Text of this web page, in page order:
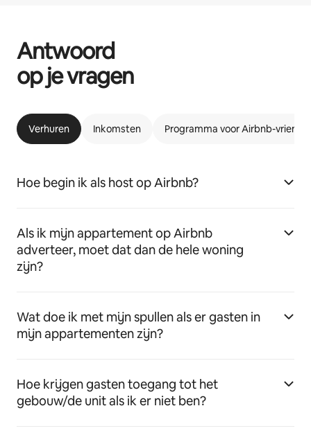
Antwoord
op je vragen
Verhuren Inkomsten Programma voor Airbnb-
Hoe begin ik als host op Airbnb?
Als ik mijn appartement op Airbnb
adverteer, moet dat dan de hele woning
zijn?
Wat doe ik met mijn spullen als er gasten in
mijn appartementen zijn?
Hoe krijgen gasten toegang tot het
gebouw/de unit als ik er niet ben?